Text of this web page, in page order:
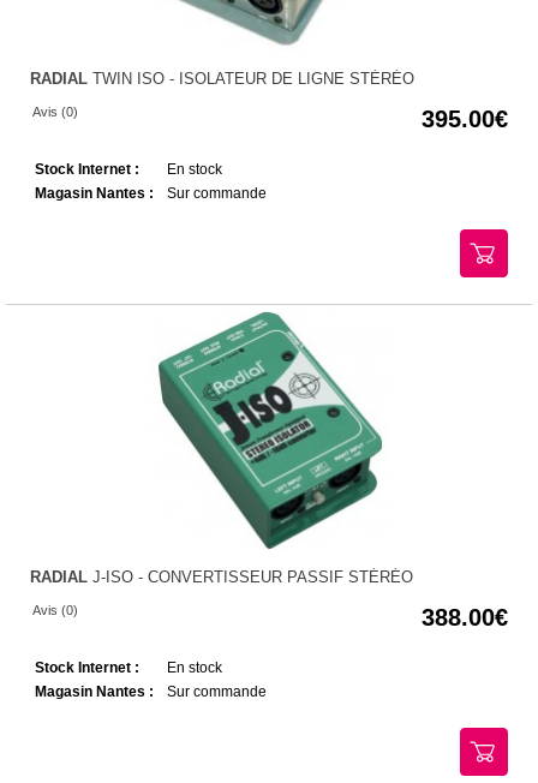
RADIAL TWIN ISO - ISOLATEUR DE LIGNE STÉRÉO
Avis (0) 395.00
Stock Internet :
En stock
Magasin Nantes :
Sur commande
RADIAL J-ISO - CONVERTISSEUR PASSIF STÉRÉO
Avis (0) 388.00
Stock Internet :
En stock
Magasin Nantes :
Sur commande